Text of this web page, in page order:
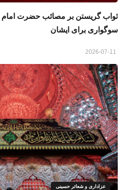
ثواب گریستن بر مصائب حضرت امام
سوگواری برای ایشان
عزاداری و شعائر حسینی